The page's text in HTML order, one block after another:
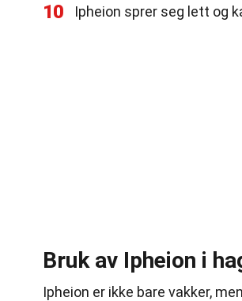
10 Ipheion sprer seg lett og
Bruk av Ipheion i
Ipheion er ikke bare vakker,